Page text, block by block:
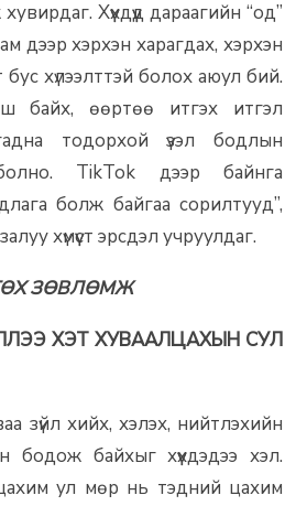
Хүүхдүүд дараагийн “од”
дээр хэрхэн харагдах, хэрхэн
хүлээлттэй болох аюул бий.
байх, өөртөө итгэх итгэл
тодорхой үзэл бодлын
TikTok дээр байнга
болж байгаа сорилтууд”,
хүмүүст эрсдэл учруулдаг.
ЗӨВЛӨМЖ
ХЭТ ХУВААЛЦАХЫН СУЛ
зүйл хийх, хэлэх, нийтлэхийн
бодож байхыг хүүхдэдээ хэл.
ул мөр нь тэдний цахим